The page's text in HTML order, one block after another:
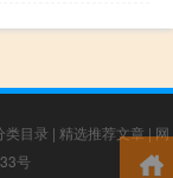
类目录 | 精选推荐文章|网
号